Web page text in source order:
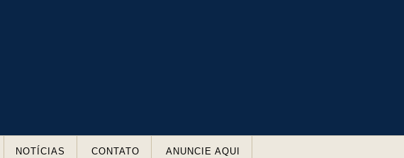
NOTÍCIAS CONTATO ANUNCIE AQUI